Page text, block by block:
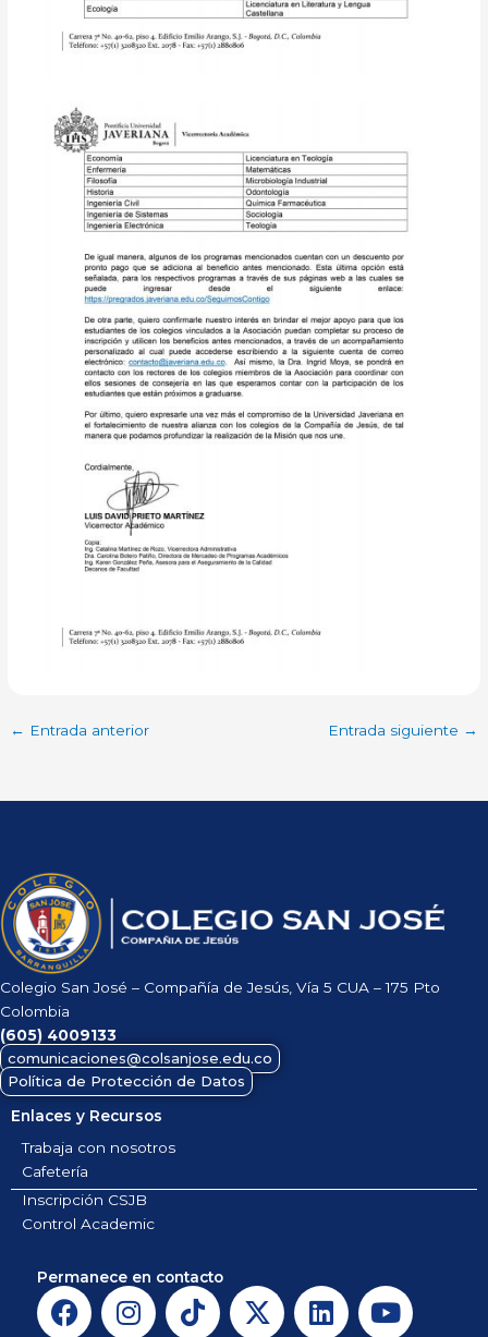
← Entrada anterior Entrada siguiente →
Colegio San José – Compañía de Jesús, Vía 5 CUA – 175 Pto
Colombia
(605) 4009133
comunicaciones@colsanjose.edu.co
Política de Protección de Datos
Enlaces y Recursos
Trabaja con nosotros
Cafetería
Inscripción CSJB
Control Academic
Permanece en contacto
F
a
I
n
T
i
X
-
L
i
Y
o